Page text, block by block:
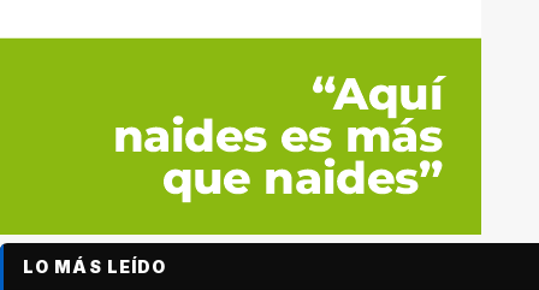
LO MÁS LEÍDO